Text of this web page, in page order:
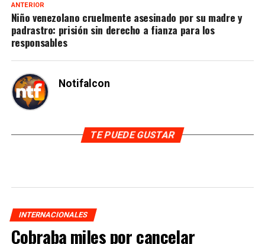
ANTERIOR
Niño venezolano cruelmente asesinado por su madre y
padrastro: prisión sin derecho a fianza para los
responsables
Notifalcon
TE PUEDE GUSTAR
INTERNACIONALES
Cobraba miles por cancelar